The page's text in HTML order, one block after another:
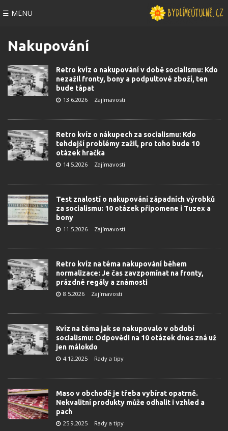
☰ MENU
Nakupování
Retro kvíz o nakupování v době socialismu: Kdo
nezažil fronty, bony a podpultové zboží, ten
bude tápat
13.6.2026 Zajímavosti
Retro kvíz o nákupech za socialismu: Kdo
tehdejší problémy zažil, pro toho bude 10
otázek hračka
14.5.2026 Zajímavosti
Test znalostí o nakupování západních výrobků
za socialismu: 10 otázek připomene i Tuzex a
bony
11.5.2026 Zajímavosti
Retro kvíz na téma nakupování během
normalizace: Je čas zavzpomínat na fronty,
prázdné regály a známosti
8.5.2026 Zajímavosti
Kvíz na téma jak se nakupovalo v období
socialismu: Odpovědi na 10 otázek dnes zná už
jen málokdo
4.12.2025 Rady a tipy
Maso v obchodě je třeba vybírat opatrně.
Nekvalitní produkty může odhalit i vzhled a
pach
25.9.2025 Rady a tipy